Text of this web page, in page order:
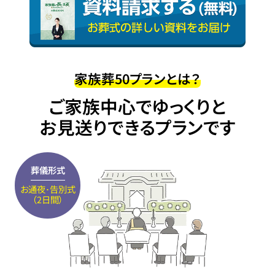
家族葬50プランとは？
ご家族中心でゆっくりと
お見送りできるプランです
葬儀形式
お通夜･告別式
（2日間）